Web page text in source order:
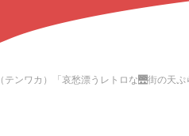
ンワカ）「哀愁漂うレトロな🌉街の天ぷ